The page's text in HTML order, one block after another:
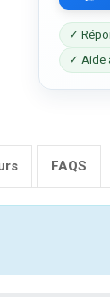
✓
✓ Aide
FAQS